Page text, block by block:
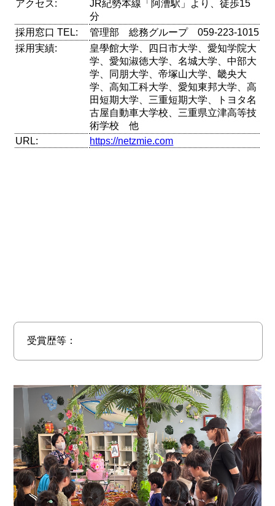
アクセス:
JR紀勢本線「阿漕駅」より、徒歩15
分
採用窓口 TEL:
管理部 総務グループ 059-223-1015
採用実績:
皇學館大学、四日市大学、愛知学院大
学、愛知淑徳大学、名城大学、中部大
学、同朋大学、帝塚山大学、畿央大
学、高知工科大学、愛知東邦大学、高
田短期大学、三重短期大学、トヨタ名
古屋自動車大学校、三重県立津高等技
術学校 他
URL:
https://netzmie.com
受賞歴等：